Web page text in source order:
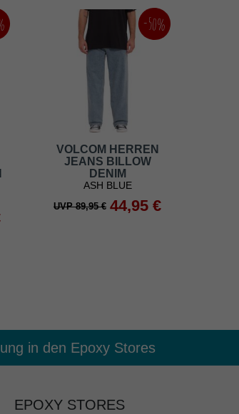
-50%
VOLCOM HERREN
JEANS BILLOW
DENIM
ASH BLUE
UVP 89,95 € 44,95 €
in den Epoxy Stores
EPOXY STORES